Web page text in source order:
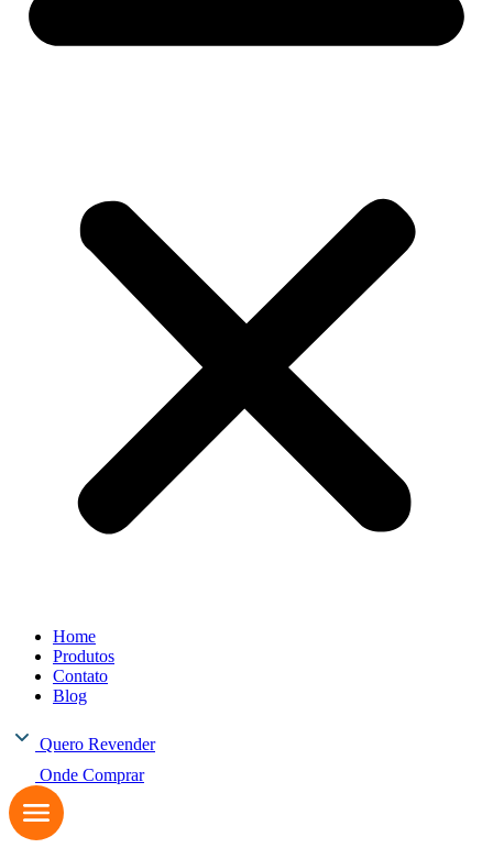
Home
Produtos
Contato
Blog
Quero Revender
Onde Comprar